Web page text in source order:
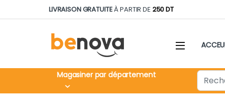
Skip to navigation
Skip to contentLIVRAISON GRATUITEÀ PARTIR DE 250 DT
Magasiner par département Search